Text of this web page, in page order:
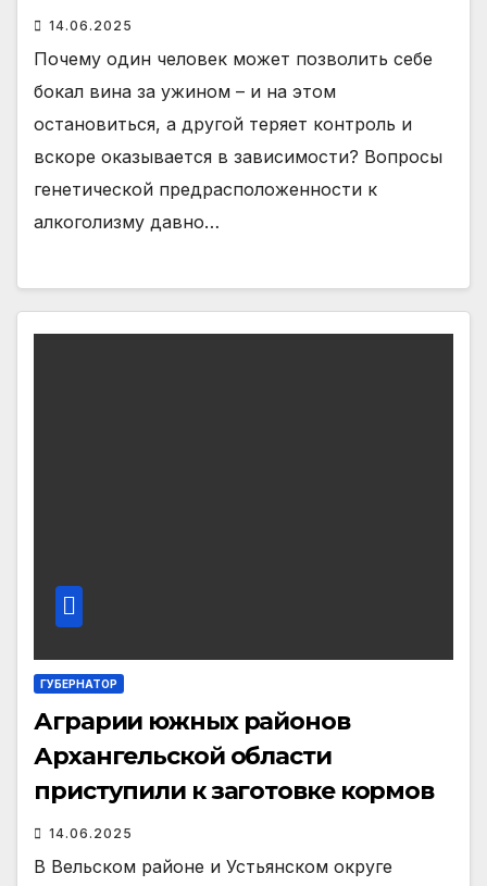
14.06.2025
Почему один человек может позволить себе
бокал вина за ужином – и на этом
остановиться, а другой теряет контроль и
вскоре оказывается в зависимости? Вопросы
генетической предрасположенности к
алкоголизму давно…
ГУБЕРНАТОР
Аграрии южных районов
Архангельской области
приступили к заготовке кормов
14.06.2025
В Вельском районе и Устьянском округе